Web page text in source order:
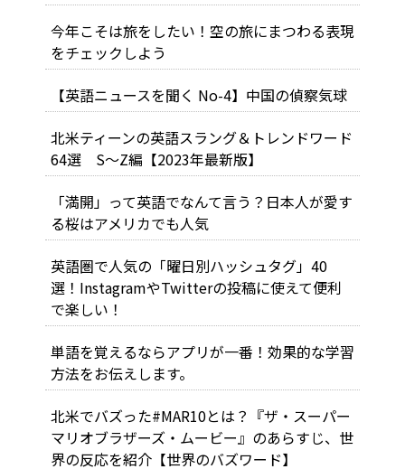
今年こそは旅をしたい！空の旅にまつわる表現
をチェックしよう
【英語ニュースを聞く No-4】中国の偵察気球
北米ティーンの英語スラング＆トレンドワード
64選 S～Z編【2023年最新版】
「満開」って英語でなんて言う？日本人が愛す
る桜はアメリカでも人気
英語圏で人気の「曜日別ハッシュタグ」40
選！InstagramやTwitterの投稿に使えて便利
で楽しい！
単語を覚えるならアプリが一番！効果的な学習
方法をお伝えします。
北米でバズった#MAR10とは？『ザ・スーパー
マリオブラザーズ・ムービー』のあらすじ、世
界の反応を紹介【世界のバズワード】